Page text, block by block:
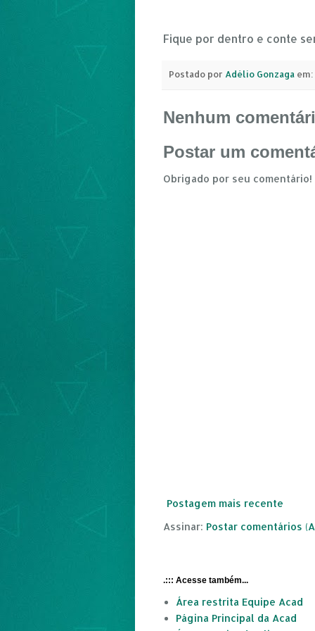
Fique por dentro e conte
Postado por Adélio Gonzaga em:
Nenhum
Postar um
Obrigado por seu comentário!
Postagem mais recente
Assinar: Postar comentários
.::: Acesse também...
Área restrita Equipe Acad
Página Principal da Acad